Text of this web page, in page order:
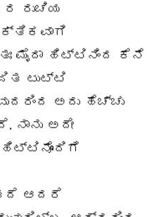
ರುಚಿಯ
ಮೈದಾ ಹಿಟ್ಟಿನಿಂದ ಕೆನೆ
ಟುಟ್ಟಿ
ಅದು ಹೆಚ್ಚು
ನಾನು ಅದೇ
ಆದರೆ